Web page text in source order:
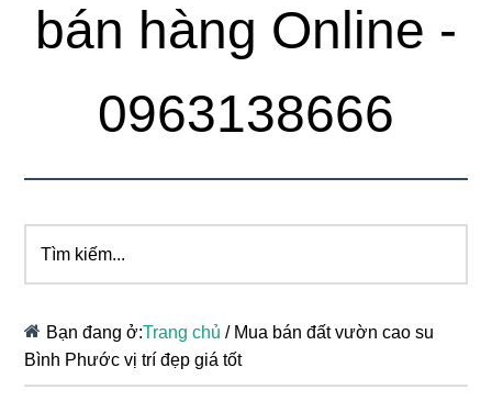
bán hàng Online -
0963138666
kiếm...
Bạn đang ở:Trang chủ /Mua bán đất vườn cao su
Bình Phước vị trí đẹp giá tốt